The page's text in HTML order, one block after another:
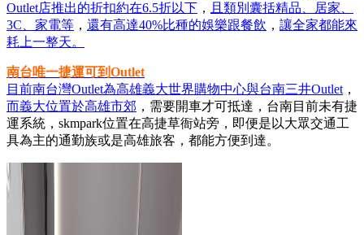
Outlet店推出的折扣約在6.5折以下 ，
且類別囊括精品、居家、
3C、家電等 ， 還有高達40%比種的娛樂跟餐飲 ， 讓全家都能來
耗上一整天。
南台唯一捷運可到Outlet
目前南台灣Outlet為高雄義大世界購物中心與台南三井Outlet ，
而義大位置於高雄市郊 ，需要開車才可抵達，台南目前未有捷
運系統，skmpark位置在高捷草衙站旁，即便是以大眾交通工
具為主的通勤族或是高雄旅客，都能方便到達。